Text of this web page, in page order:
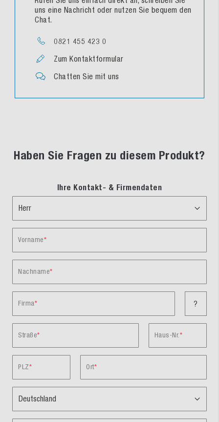
uns eine Nachricht oder nutzen Sie bequem den
Chat.
0821 455 423 0
Zum Kontaktformular
Chatten Sie mit uns
Haben Sie Fragen zu diesem Produkt?
Ihre Kontakt- & Firmendaten
Vorname
Nachname
Firma ?
Straße Haus-Nr.
PLZ Ort